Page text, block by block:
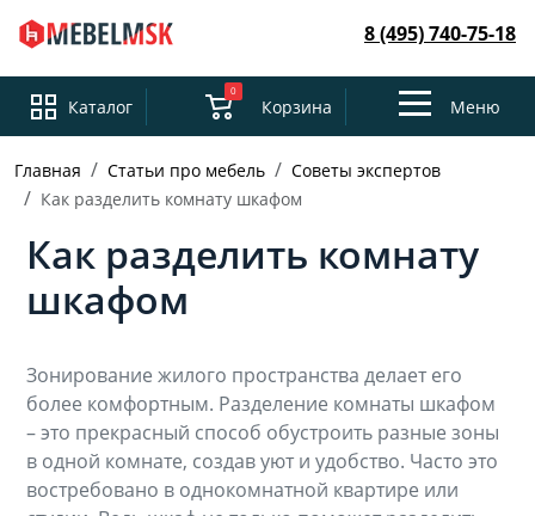
8 (495) 740-75-18
Каталог
0
Корзина
ToggleМеню
Главная Статьи про мебель
Советы экспертов
Как разделить комнату шкафом
Как разделить комнату
шкафом
Зонирование жилого пространства делает его
более комфортным. Разделение комнаты шкафом
– это прекрасный способ обустроить разные зоны
в одной комнате, создав уют и удобство. Часто это
востребовано в однокомнатной квартире или